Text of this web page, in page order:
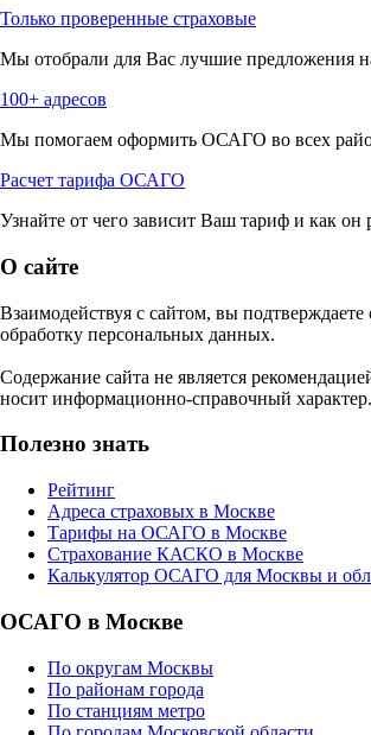
Только проверенные страховые
Мы отобрали для Вас лучшие
100+ адресов
Мы помогаем оформить ОСАГО во всех
Расчет тарифа ОСАГО
Узнайте от чего зависит Ваш тариф и как он
О сайте
Взаимодействуя с сайтом, вы подтверждаете
обработку персональных данных.
Содержание сайта не является
носит информационно-справочный характер.
Полезно знать
Рейтинг
Адреса страховых в Москве
Тарифы на ОСАГО в Москве
Страхование КАСКО в Москве
Калькулятор ОСАГО для Москвы и
ОСАГО в Москве
По округам Москвы
По районам города
По станциям метро